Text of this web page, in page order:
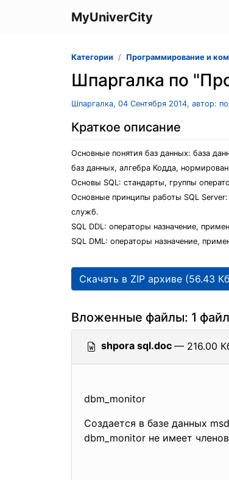
MyUniverCity
Категории Программирование и
Шпаргалка по
Шпаргалка, 04 Сентября 2014, автор:
Краткое описание
Основные понятия баз данных: база
баз данных, алгебра Кодда,
Основы SQL: стандарты, группы
Основные принципы работы SQL
служб.
SQL DDL: операторы назначение,
SQL DML: операторы назначение,
Скачать в ZIP архиве (56.43
Вложенные файлы: 1 файл
shpora sql.doc — 216.00
dbm_monitor
Создается в базе данных
dbm_monitor не имеет